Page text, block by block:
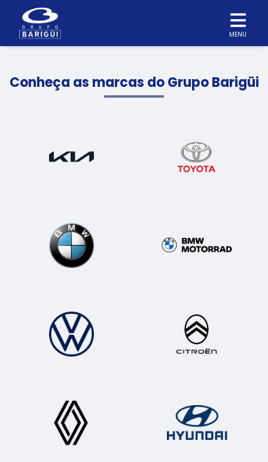
MENU
Conheça as marcas do Grupo Barigüi